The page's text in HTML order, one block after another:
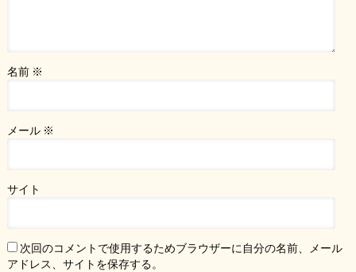
名前 ※
メール ※
サイト
次回のコメントで使用するためブラウザーに自分の名前、メール
アドレス、サイトを保存する。